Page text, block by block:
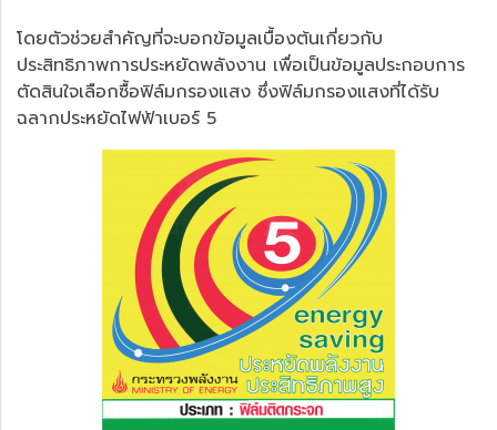
โดยตัวช่วยสำคัญที่จะบอกข้อมูลเบื้องต้นเกี่ยวกับ
ประสิทธิภาพการประหยัดพลังงาน เพื่อเป็นข้อมูลประกอบการ
ตัดสินใจเลือกซื้อฟิล์มกรองแสง ซึ่งฟิล์มกรองแสงที่ได้รับ
ฉลากประหยัดไฟฟ้าเบอร์ 5